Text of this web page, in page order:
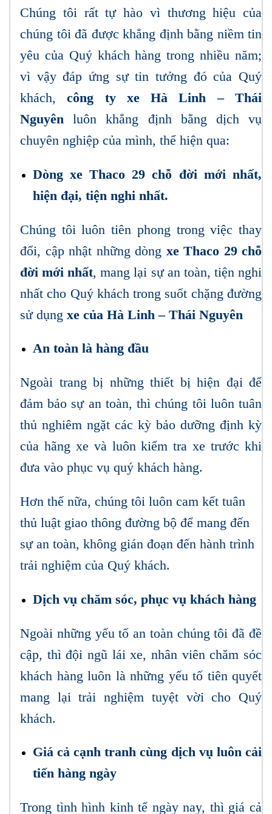
Chúng tôi rất tự hào vì thương hiệu của
chúng tôi đã được khẳng định bằng niềm tin
yêu của Quý khách hàng trong nhiều năm;
vì vậy đáp ứng sự tin tưởng đó của Quý
khách,công ty xe Hà Linh – Thái
Nguyên luôn khẳng định bằng dịch vụ
chuyên nghiệp của mình, thể hiện qua:
Dòng xe Thaco 29 chỗ đời mới nhất,
hiện đại, tiện nghi nhất.
Chúng tôi luôn tiên phong trong việc thay
đổi, cập nhật những dòng xe Thaco 29 chỗ
đời mới nhất, mang lại sự an toàn, tiện nghi
nhất cho Quý khách trong suốt chặng đường
sử dụng xe của Hà Linh – Thái Nguyên
An toàn là hàng đầu
Ngoài trang bị những thiết bị hiện đại để
đảm bảo sự an toàn, thì chúng tôi luôn tuân
thủ nghiêm ngặt các kỳ bảo dưỡng định kỳ
của hãng xe và luôn kiểm tra xe trước khi
đưa vào phục vụ quý khách hàng.
Hơn thế nữa, chúng tôi luôn cam kết tuân
thủ luật giao thông đường bộ để mang đến
sự an toàn, không gián đoạn đến hành trình
trải nghiệm của Quý khách.
Dịch vụ chăm sóc, phục vụ khách hàng
Ngoài những yếu tố an toàn chúng tôi đã đề
cập, thì đội ngũ lái xe, nhân viên chăm sóc
khách hàng luôn là những yếu tố tiên quyết
mang lại trải nghiệm tuyệt vời cho Quý
khách.
Giá cả cạnh tranh cùng dịch vụ luôn cải
tiến hàng ngày
Trong tình hình kinh tế ngày nay, thì giá cả